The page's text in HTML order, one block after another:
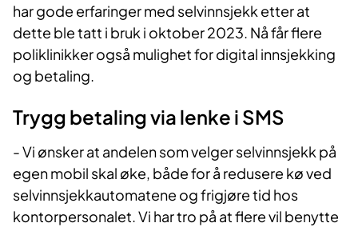
har gode erfaringer med selvinnsjekk etter at
dette ble tatt i bruk i oktober 2023. Nå får flere
poliklinikker også mulighet for digital innsjekking
og betaling.
Trygg betaling via lenke i SMS
- Vi ønsker at andelen som velger selvinnsjekk på
egen mobil skal øke, både for å redusere kø ved
selvinnsjekkautomatene og frigjøre tid hos
kontorpersonalet. Vi har tro på at flere vil benytte